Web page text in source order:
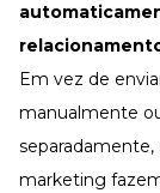
Newsletters
Em vez de
manualmente
marketing